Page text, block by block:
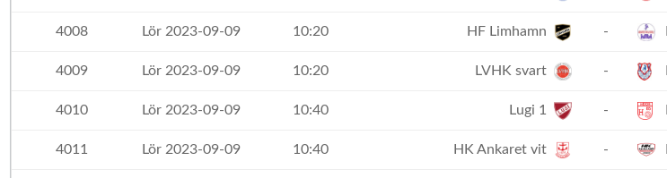
4008 Lör 2023-09-09 10:20 HF Limhamn -
4009 Lör 2023-09-09 10:20 LVHK svart -
4010 Lör 2023-09-09 10:40 Lugi 1 -
4011 Lör 2023-09-09 10:40 HK Ankaret vit -